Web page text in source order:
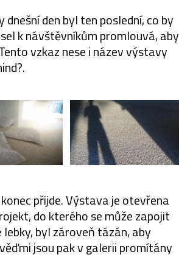
dnešní den byl ten poslední, co by
k návštěvníkům promlouvá, aby
vzkaz nese i název výstavy
přijde. Výstava je otevřena
do kterého se může zapojit
byl zároveň tázán, aby
jsou pak v galerii promítány